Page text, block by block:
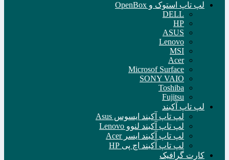
لپ تاپ استوک و OpenBox
DELL
HP
ASUS
Lenovo
MSI
Acer
Microsof Surface
SONY VAIO
Toshiba
Fujitsu
لپ تاپ آکبند
لپ تاپ آکبند ایسوس Asus
لپ تاپ آکبند لنوو Lenovo
لپ تاپ آکبند ایسر Acer
لپ تاپ آکبند اچ پی HP
کارت گرافیک